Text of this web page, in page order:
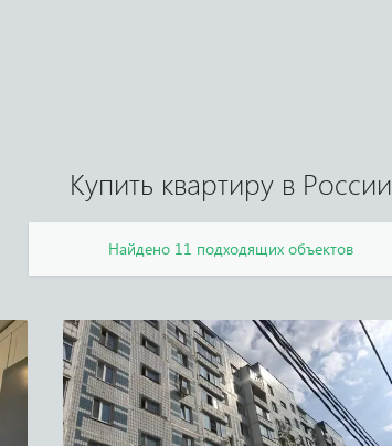
Купить квартиру в России
Найдено 11 подходящих объектов